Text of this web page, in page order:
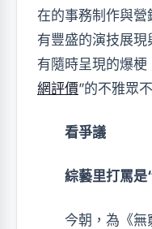
在的事務制作與
有豐盛的演技展
有隨時呈現的爆梗
網評價”的不雅眾
看爭議
綜藝里打罵是
今朝，為《